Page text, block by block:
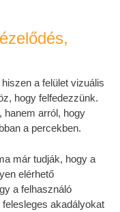
a felület vizuális
hogy felfedezzünk.
hanem arról, hogy
a percekben.
már tudják, hogy a
elérhető
a felhasználó
akadályokat